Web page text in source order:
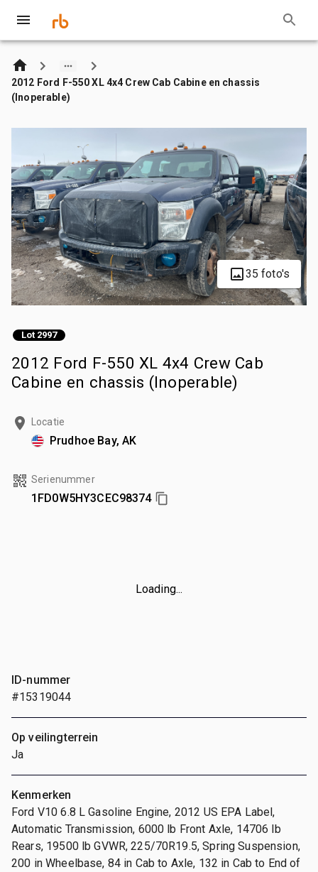
2012 Ford F-550 XL 4x4 Crew Cab Cabine en chassis
(Inoperable)
35 foto's
Lot 2997
2012 Ford F-550 XL 4x4 Crew Cab
Cabine en chassis (Inoperable)
Locatie
Prudhoe Bay, AK
Serienummer
1FD0W5HY3CEC98374
Loading...
ID-nummer
#15319044
Op veilingterrein
Ja
Kenmerken
Ford V10 6.8 L Gasoline Engine, 2012 US EPA Label,
Automatic Transmission, 6000 lb Front Axle, 14706 lb
Rears, 19500 lb GVWR, 225/70R19.5, Spring Suspension,
200 in Wheelbase, 84 in Cab to Axle, 132 in Cab to End of